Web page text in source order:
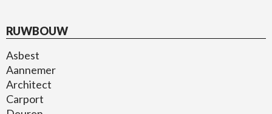
RUWBOUW
Asbest
Aannemer
Architect
Carport